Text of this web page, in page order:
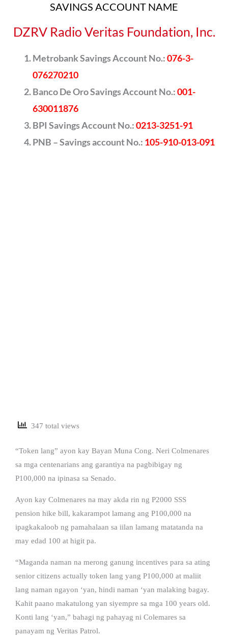
SAVINGS ACCOUNT NAME
DZRV Radio Veritas Foundation, Inc.
Metrobank Savings Account No.:076-3-
076270210
Banco De Oro Savings Account No.:001-
630011876
BPI Savings Account No.:0213-3251-91
PNB – Savings account No.: 105-910-013-091
347 total views
“Token lang” ayon kay Bayan Muna Cong. Neri Colmenares
sa mga centenarians ang garantiya na pagbibigay ng
P100,000 na ipinasa sa Senado.
Ayon kay Colmenares na may akda rin ng P2000 SSS
pension hike bill, kakarampot lamang ang P100,000 na
ipagkakaloob ng pamahalaan sa iilan lamang matatanda na
may edad 100 at higit pa.
“Maganda naman na merong ganung incentives para sa ating
senior citizens actually token lang yang P100,000 at maliit
lang naman ngayon ‘yan, hindi naman ‘yan malaking bagay.
Kahit paano makatulong yan siyempre sa mga 100 years old.
Konti lang ‘yan,” bahagi ng pahayag ni Colemares sa
panayam ng Veritas Patrol.